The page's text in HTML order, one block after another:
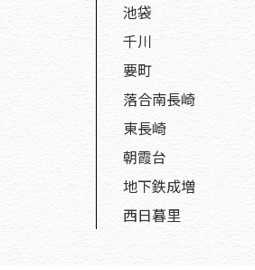
池袋
千川
要町
落合南長崎
東長崎
朝霞台
地下鉄成増
西日暮里